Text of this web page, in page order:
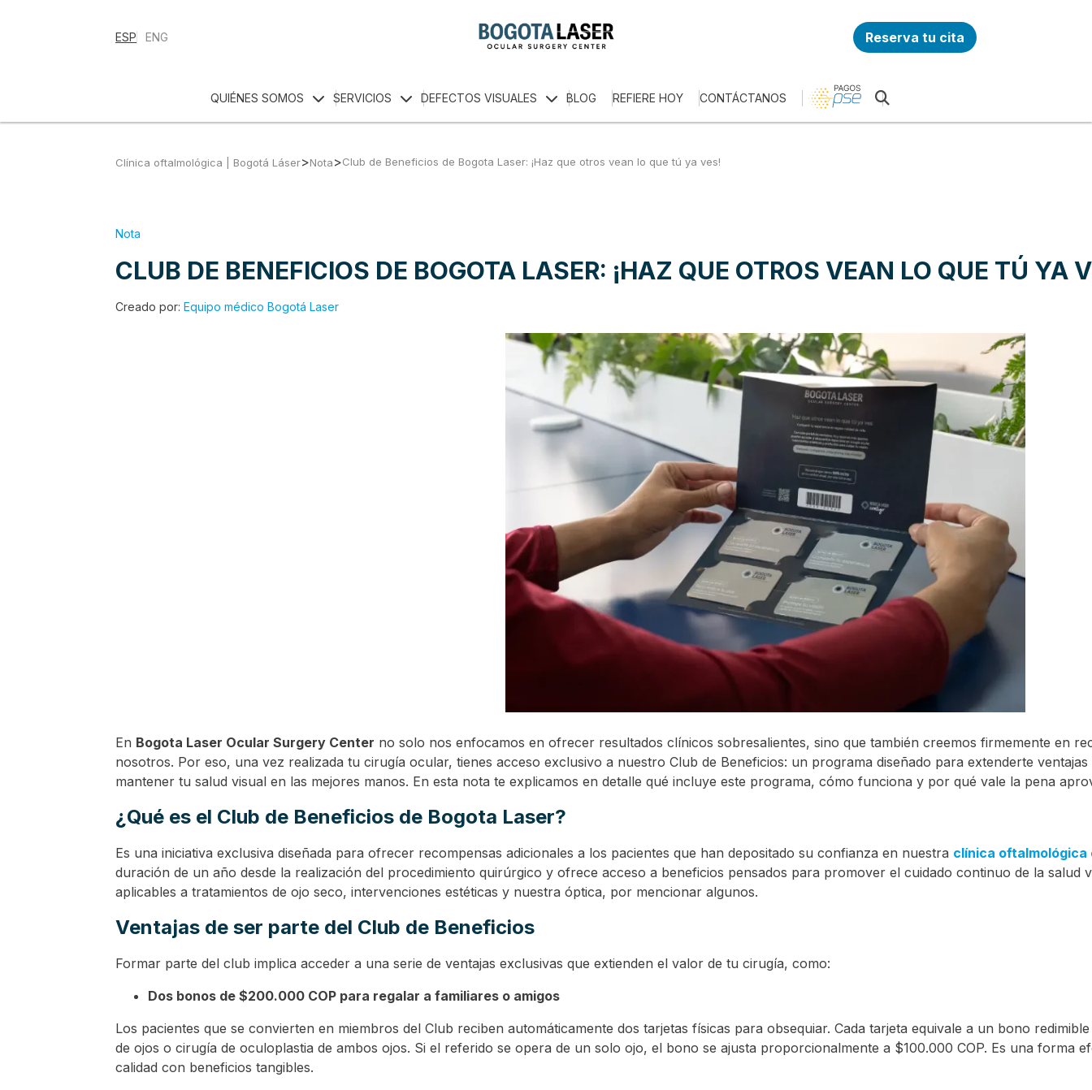
ESP ENG Reserva tu cita
QUIÉNES SOMOS SERVICIOS DEFECTOS VISUALES BLOG REFIERE HOY CONTÁCTANOS
Clínica oftalmológica | Bogotá Láser>Nota>Club de Beneficios de Bogota Laser: ¡Haz que otros vean lo que tú ya ves!
Nota
CLUB DE BENEFICIOS DE BOGOTA LASER: ¡HAZ QUE OTROS VEAN LO QUE TÚ YA
Creado por: Equipo médico Bogotá Laser
En Bogota Laser Ocular Surgery Center no solo nos enfocamos en ofrecer resultados clínicos sobresalientes, sino que también creemos firmemente en
nosotros. Por eso, una vez realizada tu cirugía ocular, tienes acceso exclusivo a nuestro Club de Beneficios: un programa diseñado para extenderte
mantener tu salud visual en las mejores manos. En esta nota te explicamos en detalle qué incluye este programa, cómo funciona y por qué vale la pena
¿Qué es el Club de Beneficios de Bogota Laser?
Es una iniciativa exclusiva diseñada para ofrecer recompensas adicionales a los pacientes que han depositado su confianza en nuestra clínica oftalmológica
duración de un año desde la realización del procedimiento quirúrgico y ofrece acceso a beneficios pensados para promover el cuidado continuo de la salud
aplicables a tratamientos de ojo seco, intervenciones estéticas y nuestra óptica, por mencionar algunos.
Ventajas de ser parte del Club de Beneficios
Formar parte del club implica acceder a una serie de ventajas exclusivas que extienden el valor de tu cirugía, como:
Dos bonos de $200.000 COP para regalar a familiares o amigos
Los pacientes que se convierten en miembros del Club reciben automáticamente dos tarjetas físicas para obsequiar. Cada tarjeta equivale a un bono
de ojos o cirugía de oculoplastia de ambos ojos. Si el referido se opera de un solo ojo, el bono se ajusta proporcionalmente a $100.000 COP. Es una forma
calidad con beneficios tangibles.